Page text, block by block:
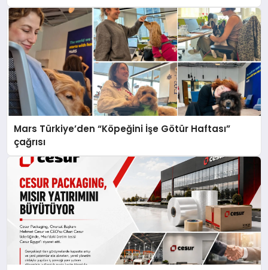
Mars Türkiye’den “Köpeğini İşe Götür Haftası”
çağrısı